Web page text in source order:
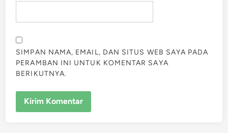
SIMPAN NAMA, EMAIL, DAN SITUS WEB SAYA PADA
PERAMBAN INI UNTUK KOMENTAR SAYA
BERIKUTNYA.